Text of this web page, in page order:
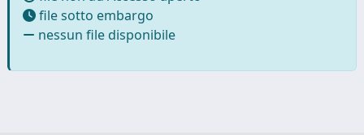
file sotto embargo
nessun file disponibile